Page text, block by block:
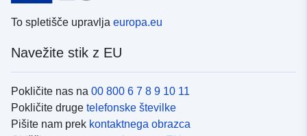
To spletišče upravlja europa.eu
Navežite stik z EU
Pokličite nas na 00 800 6 7 8 9 10 11
Pokličite druge telefonske številke
Pišite nam prek kontaktnega obrazca